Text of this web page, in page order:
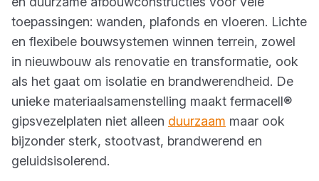
toepassingen: wanden, plafonds en vloeren. Lichte
en flexibele bouwsystemen winnen terrein, zowel
in nieuwbouw als renovatie en transformatie, ook
als het gaat om isolatie en brandwerendheid. De
unieke materiaalsamenstelling maakt fermacell®
gipsvezelplaten niet alleen duurzaam maar ook
bijzonder sterk, stootvast, brandwerend en
geluidsisolerend.